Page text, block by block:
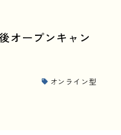
オープンキャン
オンライン型